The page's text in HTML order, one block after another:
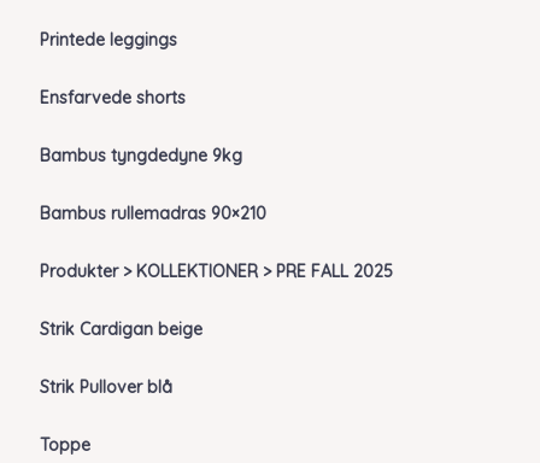
Printede leggings
Ensfarvede shorts
Bambus tyngdedyne 9kg
Bambus rullemadras 90×210
Produkter > KOLLEKTIONER > PRE FALL 2025
Strik Cardigan beige
Strik Pullover blå
Toppe